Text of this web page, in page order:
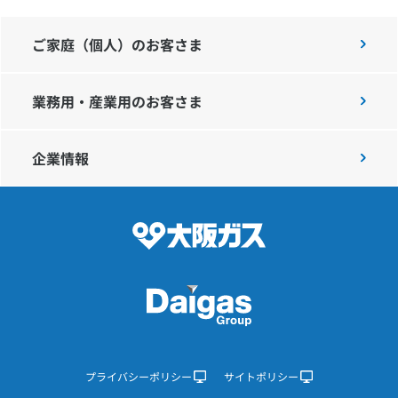
ご家庭（個人）のお客さま
業務用・産業用のお客さま
企業情報
プライバシーポリシー
サイトポリシー